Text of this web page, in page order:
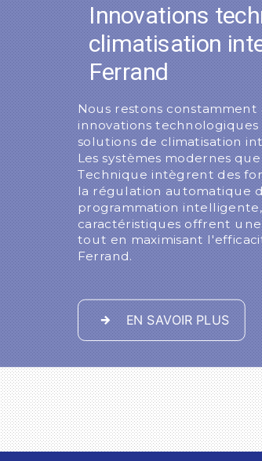
Innovations
climatisation
Ferrand
Nous restons
innovations
solutions de climatisation
Les systèmes modernes
Technique intègrent des
la régulation automatique
programmation
caractéristiques offrent
tout en maximisant
Ferrand.
EN SAVOIR PLUS